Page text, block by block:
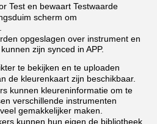
Test en bewaart Testwaarde
scherm om
opgeslagen over instrument en
zijn synced in APP.
te bekijken en te uploaden
de kleurenkaart zijn beschikbaar.
kunnen kleureninformatie om te
verschillende instrumenten
gemakkelijker maken.
kunnen hun eigen de bibliotheek